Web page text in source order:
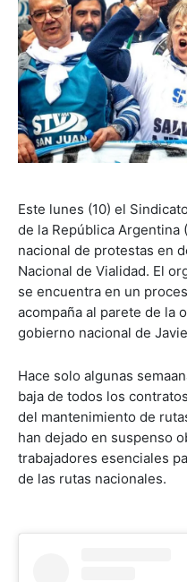
Este lunes (10) el
de la República Argentina
nacional de protestas en
Nacional de Vialidad. El
se encuentra en un
acompaña al parete de la
gobierno nacional de
Hace solo algunas
baja de todos los
del mantenimiento de
han dejado en suspenso
trabajadores esenciales
de las rutas nacionales.